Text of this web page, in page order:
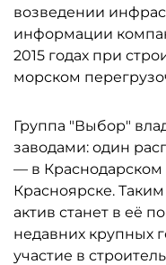
возведении
информации
2015 годах при
морском
Группа "Выбор"
заводами: один
— в
Красноярске.
актив станет в её
недавних крупных
участие в